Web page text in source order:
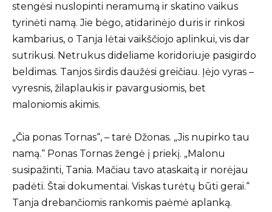
stengėsi nuslopinti neramumą ir skatino vaikus
tyrinėti namą. Jie bėgo, atidarinėjo duris ir rinkosi
kambarius, o Tanja lėtai vaikščiojo aplinkui, vis dar
sutrikusi. Netrukus dideliame koridoriuje pasigirdo
beldimas. Tanjos širdis daužėsi greičiau. Įėjo vyras –
vyresnis, žilaplaukis ir pavargusiomis, bet
maloniomis akimis.
„Čia ponas Tornas“, – tarė Džonas. „Jis nupirko tau
namą.“ Ponas Tornas žengė į priekį. „Malonu
susipažinti, Tania. Mačiau tavo ataskaitą ir norėjau
padėti. Štai dokumentai. Viskas turėtų būti gerai.“
Tanja drebančiomis rankomis paėmė aplanką.